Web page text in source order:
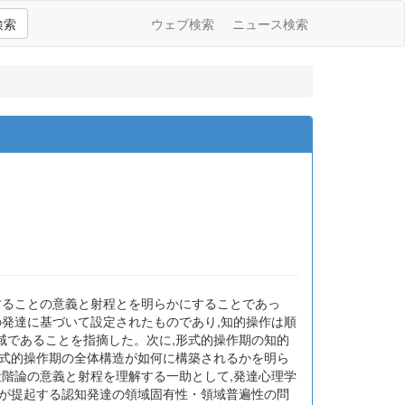
索 ウェブ検索 ニュース検索
ことの意義と射程とを明らかにすることであっ
達に基づいて設定されたものであり,知的操作は順
あることを指摘した。次に,形式的操作期の知的
操作期の全体構造が如何に構築されるかを明ら
論の意義と射程を理解する一助として,発達心理学
提起する認知発達の領域固有性・領域普遍性の問